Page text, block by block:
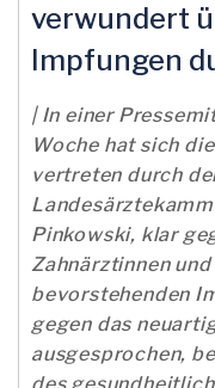
verwundert
Impfungen
| In einer
Woche hat sich
vertreten durch
Pinkowski, klar
Zahnärztinnen
bevorstehenden
gegen das
ausgesprochen,